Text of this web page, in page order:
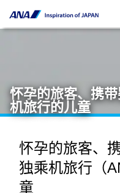
怀孕的旅客、携
机旅行的儿童
怀孕的旅客、
独乘机旅行（
童